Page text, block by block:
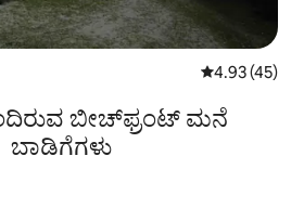
5 ರಲ್ಲಿ 4.93
4.93 (45)
ಬೀಚ್‌‌ಫ್ರಂಟ್ ಮನೆ
ಬಾಡಿಗೆಗಳು